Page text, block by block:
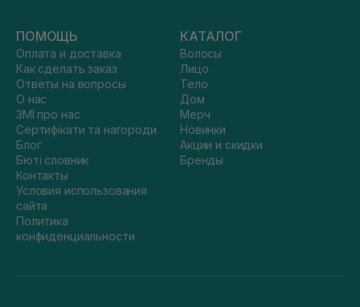
ПОМОЩЬ
Оплата и доставка
Как сделать заказ
Ответы на вопросы
О нас
ЗМІ про нас
Сертифікати та нагороди
Блог
Бюті словник
Контакты
Условия использования
сайта
Политика
конфиденциальности
КАТАЛОГ
Волосы
Лицо
Тело
Дом
Мерч
Новинки
Акции и скидки
Бренды